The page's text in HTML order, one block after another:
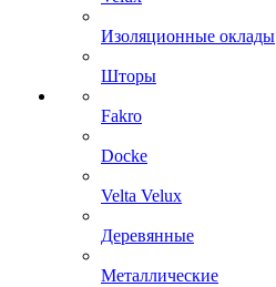
Изоляционные оклады
Шторы
Fakro
Docke
Velta Velux
Деревянные
Металлические